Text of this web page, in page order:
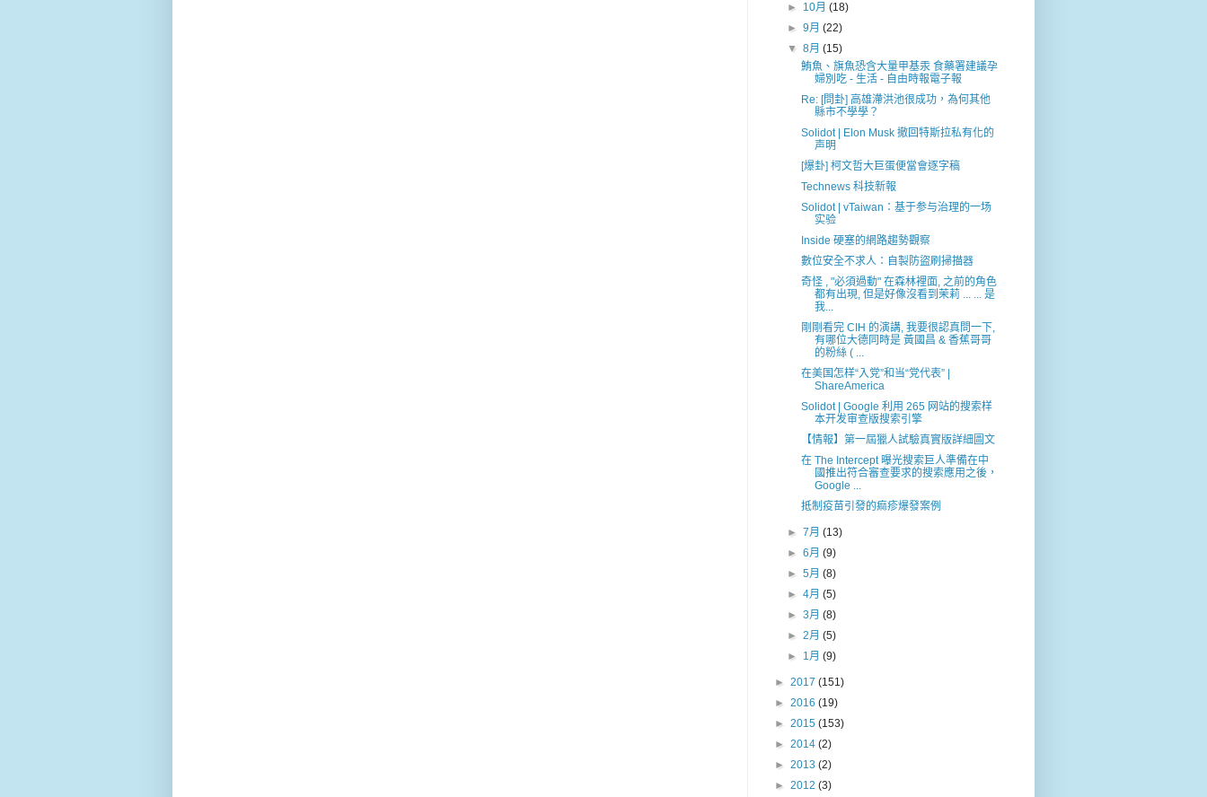
► 10月(18)
►9月(22)
▼8月(15)
鮪魚、旗魚恐含大量甲基汞 食藥署建議孕
婦別吃 - 生活 - 自由時報電子報
Re: [問卦] 高雄滯洪池很成功，為何其他
縣市不學學？
Solidot | Elon Musk 撤回特斯拉私有化的
声明
[爆卦] 柯文哲大巨蛋便當會逐字稿
Technews 科技新報
Solidot | vTaiwan：基于参与治理的一场
实验
Inside 硬塞的網路趨勢觀察
數位安全不求人：自製防盜刷掃描器
奇怪 , "必須過動" 在森林裡面, 之前的角色
都有出現, 但是好像沒看到茉莉 ... ... 是
我...
剛剛看完 CIH 的演講, 我要很認真問一下,
有哪位大德同時是 黃國昌 & 香蕉哥哥
的粉絲 ( ...
在美国怎样“入党”和当“党代表” |
ShareAmerica
Solidot | Google 利用 265 网站的搜索样
本开发审查版搜索引擎
【情報】第一屆獵人試驗真實版詳細圖文
在 The Intercept 曝光搜索巨人準備在中
國推出符合審查要求的搜索應用之後，
Google ...
抵制疫苗引發的痲疹爆發案例
►7月(13)
►6月(9)
►5月(8)
►4月(5)
►3月(8)
►2月(5)
► 1月(9)
► 2017 (151)
► 2016 (19)
► 2015 (153)
► 2014 (2)
► 2013 (2)
► 2012 (3)